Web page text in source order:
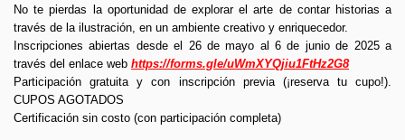
No te pierdas la oportunidad de explorar el arte de contar historias a
través de la ilustración, en un ambiente creativo y enriquecedor.
Inscripciones abiertas desde el 26 de mayo al 6 de junio de 2025 a
través del enlace web https://forms.gle/uWmXYQjiu1FtHz2G8
Participación gratuita y con inscripción previa (¡reserva tu cupo!).
CUPOS AGOTADOS
Certificación sin costo (con participación completa)